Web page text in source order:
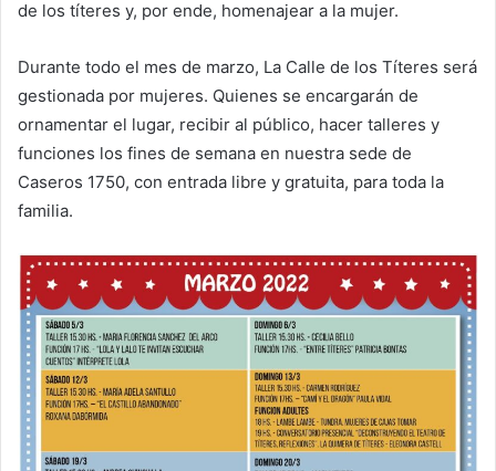
de los títeres y, por ende, homenajear a la mujer.
Durante todo el mes de marzo, La Calle de los Títeres será
gestionada por mujeres. Quienes se encargarán de
ornamentar el lugar, recibir al público, hacer talleres y
funciones los fines de semana en nuestra sede de
Caseros 1750, con entrada libre y gratuita, para toda la
familia.